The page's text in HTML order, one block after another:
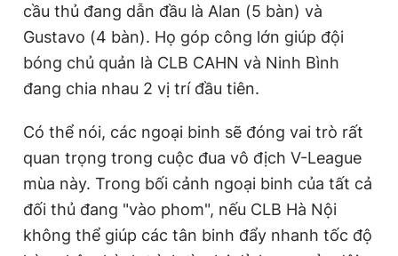
cầu thủ đang dẫn đầu là Alan (5 bàn) và
Gustavo (4 bàn). Họ góp công lớn giúp đội
bóng chủ quản là CLB CAHN và Ninh Bình
đang chia nhau 2 vị trí đầu tiên.
Có thể nói, các ngoại binh sẽ đóng vai trò rất
quan trọng trong cuộc đua vô địch V-League
mùa này. Trong bối cảnh ngoại binh của tất cả
đối thủ đang "vào phom", nếu CLB Hà Nội
không thể giúp các tân binh đẩy nhanh tốc độ